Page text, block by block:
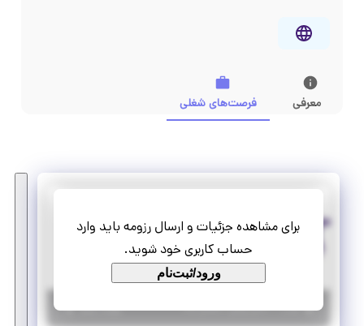
معرفی فرصت‌های شغلی
برای مشاهده جزئیات و ارسال رزومه باید وارد
حساب کاربری خود شوید.
ورود/ثبت‌نام
استخدام مسئول دفتر
تمام وقت استخدام
تهران |۲ سال پیش | منقضی شده جزئیات بیشتر